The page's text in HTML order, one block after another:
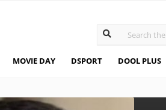
MOVIE DAY DSPORT DOOL PLUS